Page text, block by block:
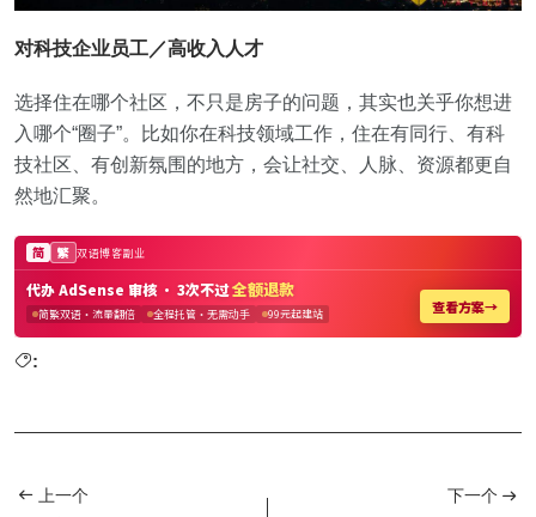
对科技企业员工／高收入人才
选择住在哪个社区，不只是房子的问题，其实也关乎你想进
入哪个“圈子”。比如你在科技领域工作，住在有同行、有科
技社区、有创新氛围的地方，会让社交、人脉、资源都更自
然地汇聚。
:
上一个 下一个